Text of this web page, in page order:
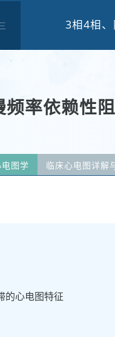
3相4相
率依赖性阻
图学 临床心电图详解
的心电图特征